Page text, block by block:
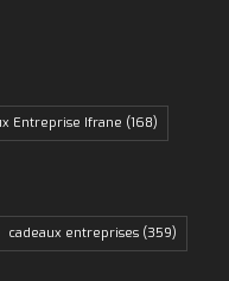
Entreprise Ifrane (168)
cadeaux entreprises(359)